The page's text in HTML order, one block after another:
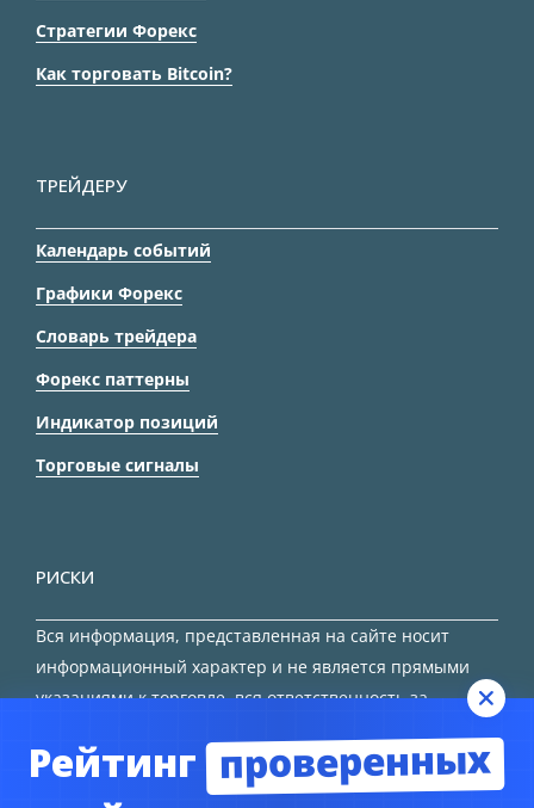
Стратегии Форекс
Как торговать Bitcoin?
ТРЕЙДЕРУ
Календарь событий
Графики Форекс
Словарь трейдера
Форекс паттерны
Индикатор позиций
Торговые сигналы
РИСКИ
Вся информация, представленная на сайте носит
информационный характер и не является прямыми
указаниями к торговле, вся ответственность за
Рейтинг проверенных